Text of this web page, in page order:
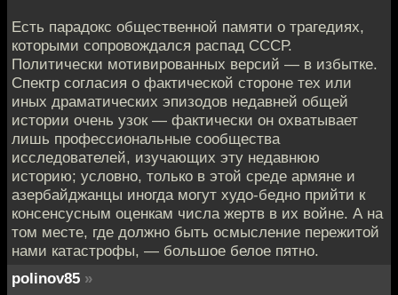
Есть парадокс общественной памяти о трагедиях,
которыми сопровождался распад СССР.
Политически мотивированных версий — в избытке.
Спектр согласия о фактической стороне тех или
иных драматических эпизодов недавней общей
истории очень узок — фактически он охватывает
лишь профессиональные сообщества
исследователей, изучающих эту недавнюю
историю; условно, только в этой среде армяне и
азербайджанцы иногда могут худо-бедно прийти к
консенсусным оценкам числа жертв в их войне. А на
том месте, где должно быть осмысление пережитой
нами катастрофы, — большое белое пятно.
polinov85 »